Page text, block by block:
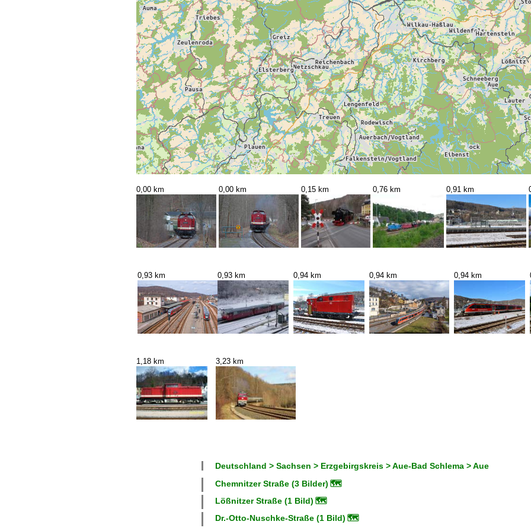
0,00 km 0,00 km 0,15 km 0,76 km 0,91 km
0,93 km 0,93 km 0,94 km 0,94 km 0,94 km
1,18 km 3,23 km
Deutschland > Sachsen > Erzgebirgskreis > Aue-Bad Schlema > Aue
Chemnitzer Straße (3 Bilder) 🗺
Lößnitzer Straße (1 Bild) 🗺
Dr.-Otto-Nuschke-Straße (1 Bild) 🗺